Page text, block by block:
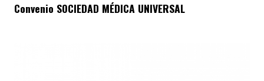
Convenio SOCIEDAD MÉDICA UNIVERSAL